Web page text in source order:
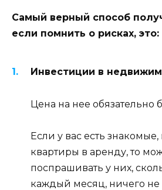
Самый верный способ
если помнить о рисках, это:
Инвестиции в
Цена на нее обязательно
Если у вас есть
квартиры в аренду, то
поспрашивать у них,
каждый месяц, ничего не